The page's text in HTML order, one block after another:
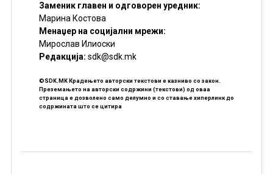
Заменик главен и одговорен уредник:
Марина Костова
Менаџер на социјални мрежи:
Мирослав Илиоски
Редакцијa: sdk@sdk.mk
©SDK.MK Крадењето авторски текстови е казниво со закон.
Преземањето на авторски содржини (текстови) од оваа
страница е дозволено само делумно и со ставање хиперлинк до
содржината што се цитира